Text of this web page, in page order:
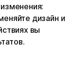
дизайн и
вы